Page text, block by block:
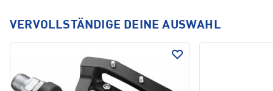
VERVOLLSTÄNDIGE DEINE AUSWAHL